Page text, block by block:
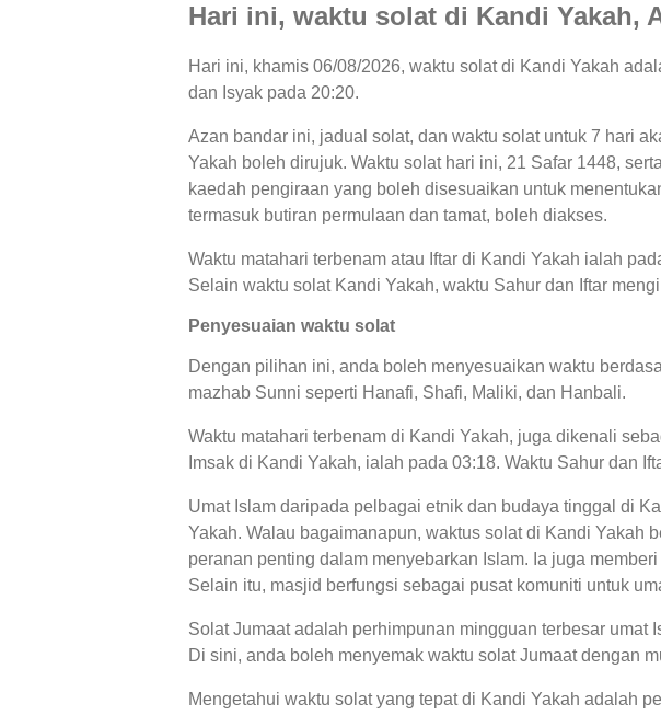
Hari ini, waktu solat di Kandi Yakah,
Hari ini, khamis 06/08/2026, waktu solat di Kandi Yakah
dan Isyak pada 20:20.
Azan bandar ini, jadual solat, dan waktu solat untuk 7 hari
Yakah boleh dirujuk. Waktu solat hari ini, 21 Safar 1448,
kaedah pengiraan yang boleh disesuaikan untuk
termasuk butiran permulaan dan tamat, boleh diakses.
Waktu matahari terbenam atau Iftar di Kandi Yakah ialah
Selain waktu solat Kandi Yakah, waktu Sahur dan Iftar
Penyesuaian waktu solat
Dengan pilihan ini, anda boleh menyesuaikan waktu
mazhab Sunni seperti Hanafi, Shafi, Maliki, dan Hanbali.
Waktu matahari terbenam di Kandi Yakah, juga dikenali
Imsak di Kandi Yakah, ialah pada 03:18. Waktu Sahur dan
Umat Islam daripada pelbagai etnik dan budaya tinggal di
Yakah. Walau bagaimanapun, waktus solat di Kandi Yakah
peranan penting dalam menyebarkan Islam. Ia juga
Selain itu, masjid berfungsi sebagai pusat komuniti untuk
Solat Jumaat adalah perhimpunan mingguan terbesar
Di sini, anda boleh menyemak waktu solat Jumaat dengan
Mengetahui waktu solat yang tepat di Kandi Yakah adalah